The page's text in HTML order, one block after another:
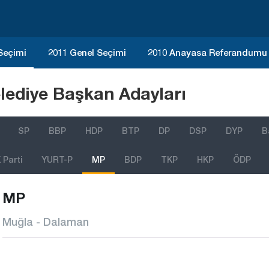
2011 Genel Seçimi 2010 Anayasa Referandumu
Başkan Adayları
SP BBP HDP BTP DP DSP DYP
Parti YURT-P MP BDP TKP HKP ÖDP
MP
Muğla - Dalaman